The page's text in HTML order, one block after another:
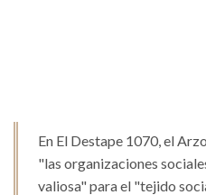
En El Destape 1070, el
"las organizaciones
valiosa" para el "tejido